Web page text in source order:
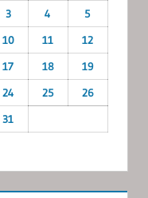
3 4
5
10 11
12
17 18
19
24 25
26
31